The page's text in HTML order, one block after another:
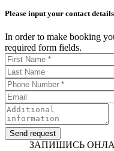
Please input your contact details
In order to make booking
required form fields.
ЗАПИШИСЬ